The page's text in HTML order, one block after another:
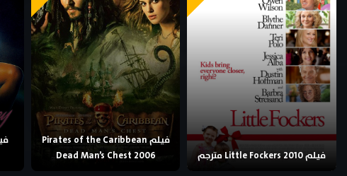
فيلم Little Fockers 2010 مترجم
فيلم Pirates of the Caribbean
Dead Man’s Chest 2006